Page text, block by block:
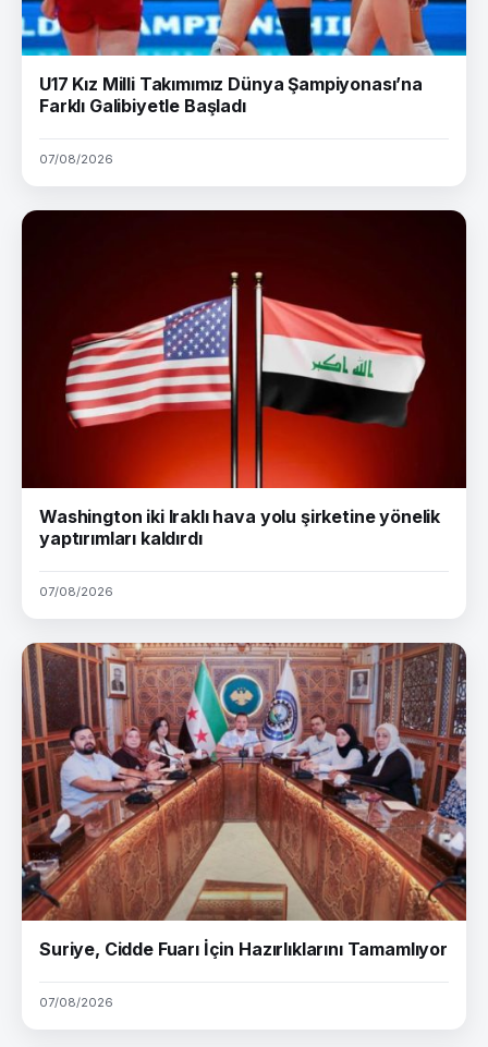
U17 Kız Milli Takımımız Dünya Şampiyonası’na
Farklı Galibiyetle Başladı
07/08/2026
Washington iki Iraklı hava yolu şirketine yönelik
yaptırımları kaldırdı
07/08/2026
Suriye, Cidde Fuarı İçin Hazırlıklarını Tamamlıyor
07/08/2026